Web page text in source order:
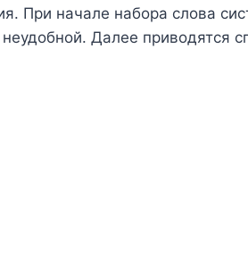
При начале набора слова
Далее приводятся